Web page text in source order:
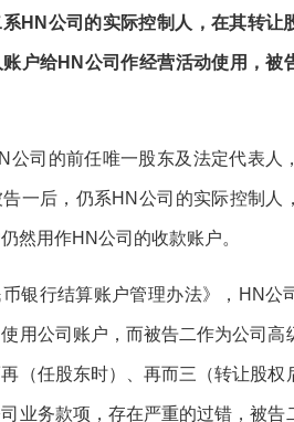
HN公司的实际控制人，在其转让
户给HN公司作经营活动使用，被
公司的前任唯一股东及法定代表人
一后，仍系HN公司的实际控制人
然用作HN公司的收款账户。
银行结算账户管理办法》，HN公
用公司账户，而被告二作为公司高
（任股东时）、再而三（转让股权
业务款项，存在严重的过错，被告